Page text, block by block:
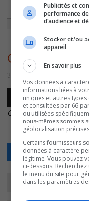
ENTREVUES»
CHARLES ROBERT –
Charles
3 mars 2020 | Par Équipe
Lecteur
audio
00:00
Charles Robert –
Retour
Publicités et
performance
d’audience et
Stocker et/ou
appareil
En savoir plus
Vos données à
informations liées à
uniques et autres
et consultées par 66
ou utilisées
nous-mêmes sommes
géolocalisation
Certains fournisseurs
données à caractère
légitime. Vous pouvez
ci-dessous.
le menu du site pour
dans les paramètres